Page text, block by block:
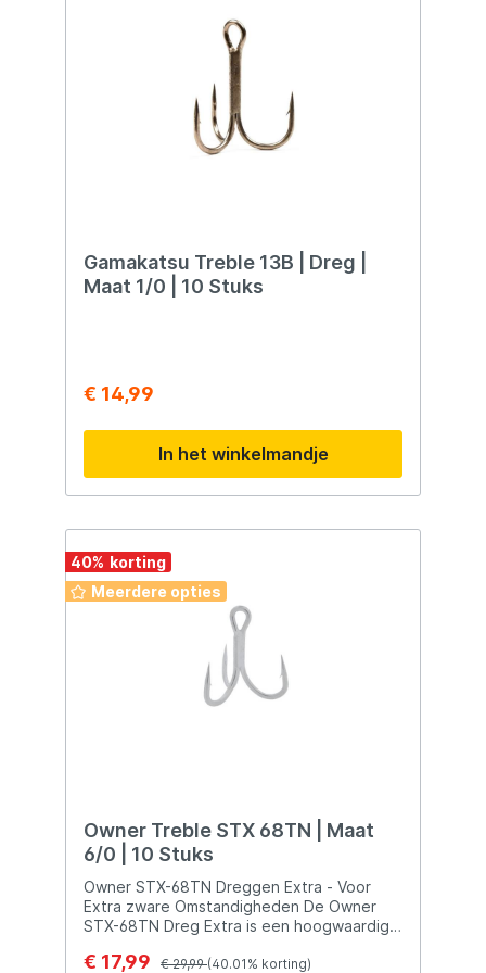
deze handige accessoire toe aan je
uitrusting en geniet van zorgeloos
Gamakatsu Treble 13B | Dreg |
Maat 1/0 | 10 Stuks
€ 14,99
In het winkelmandje
40%
Meerdere opties
Owner Treble STX 68TN | Maat
6/0 | 10 Stuks
Owner STX-68TN Dreggen Extra - Voor
Extra zware Omstandigheden De Owner
STX-68TN Dreg Extra is een hoogwaardige
prestaties te leveren, vooral in situaties
€ 17,99 € 29,99(40.01% korting)